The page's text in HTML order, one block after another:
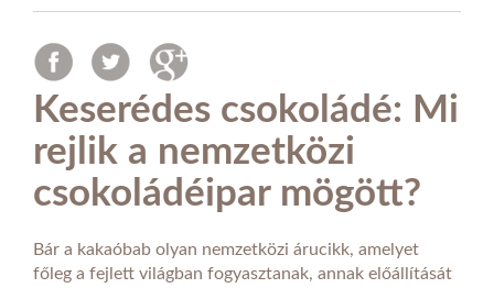
Keserédes csokoládé: Mi
rejlik a nemzetközi
csokoládéipar mögött?
Bár a kakaóbab olyan nemzetközi árucikk, amelyet
főleg a fejlett világban fogyasztanak, annak előállítását